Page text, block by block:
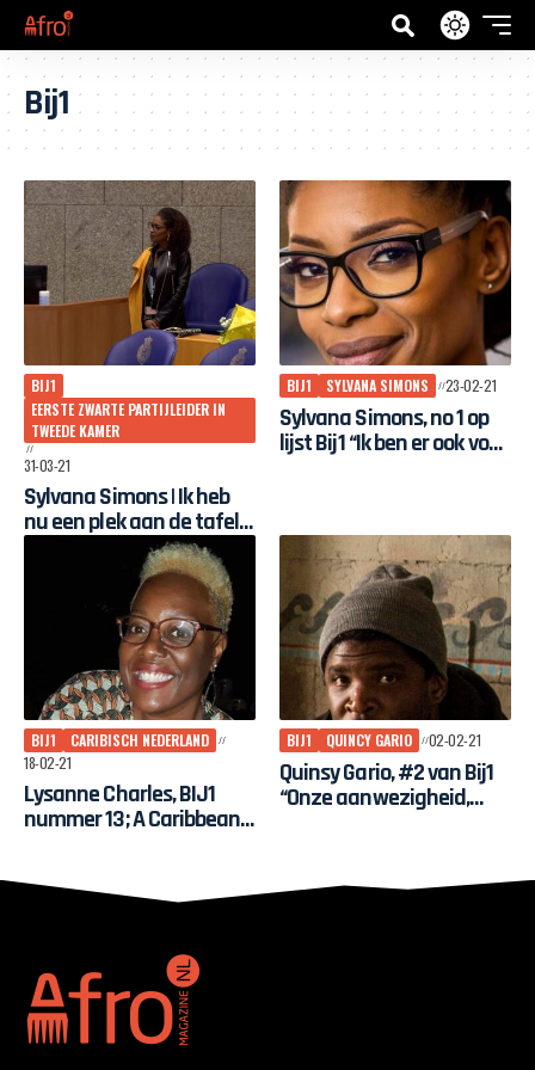
Bij1
BIJ1
EERSTE ZWARTE PARTIJLEIDER IN
TWEEDE KAMER
31-03-21
Sylvana Simons | Ik heb
nu een plek aan de tafel
waar het
maatschappelijk debat
gemaakt wordt
BIJ1 SYLVANA SIMONS 23-02-21
Sylvana Simons, no 1 op
lijst Bij1 “Ik ben er ook voor
BIJ1
CARIBISCH NEDERLAND
18-02-21
Lysanne Charles, BIJ1
nummer 13; A Caribbean
people and for them to
BIJ1 QUINCY GARIO 02-02-21
Quinsy Gario, #2 van Bij1
“Onze aanwezigheid,